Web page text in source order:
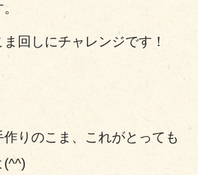
回しにチャレンジです！
りのこま、これがとっても
(^^)